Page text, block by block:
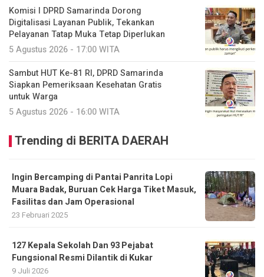
Komisi I DPRD Samarinda Dorong
Digitalisasi Layanan Publik, Tekankan
Pelayanan Tatap Muka Tetap Diperlukan
5 Agustus 2026 - 17:00 WITA
Sambut HUT Ke-81 RI, DPRD Samarinda
Siapkan Pemeriksaan Kesehatan Gratis
untuk Warga
5 Agustus 2026 - 16:00 WITA
Trending di BERITA DAERAH
Ingin Bercamping di Pantai Panrita Lopi
Muara Badak, Buruan Cek Harga Tiket Masuk,
Fasilitas dan Jam Operasional
23 Februari 2025
127 Kepala Sekolah Dan 93 Pejabat
Fungsional Resmi Dilantik di Kukar
9 Juli 2026